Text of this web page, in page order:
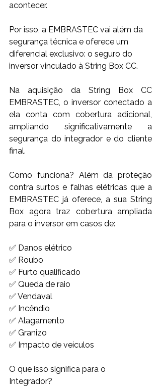
acontecer.
Por isso, a EMBRASTEC vai além da
segurança técnica e oferece um
diferencial exclusivo: o seguro do
inversor vinculado à String Box CC.
Na aquisição da String Box CC
EMBRASTEC, o inversor conectado a
ela conta com cobertura adicional,
ampliando significativamente a
segurança do integrador e do cliente
final.
Como funciona? Além da proteção
contra surtos e falhas elétricas que a
EMBRASTEC já oferece, a sua String
Box agora traz cobertura ampliada
para o inversor em casos de:
✅ Danos elétrico
✅ Roubo
✅ Furto qualificado
✅ Queda de raio
✅ Vendaval
✅ Incêndio
✅ Alagamento
✅ Granizo
✅ Impacto de veículos
O que isso significa para o
Integrador?